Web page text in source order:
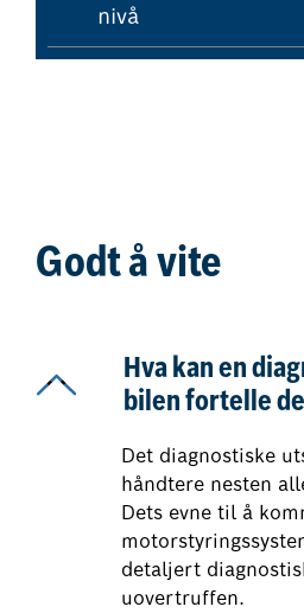
nivå
Godt å vite
Hva kan en
bilen fortelle
Det diagnostiske
håndtere nesten
Dets evne til å
detaljert
uovertruffen.